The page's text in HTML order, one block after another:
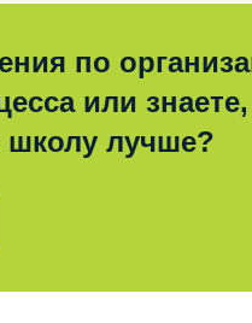
по
или знаете,
школу лучше?